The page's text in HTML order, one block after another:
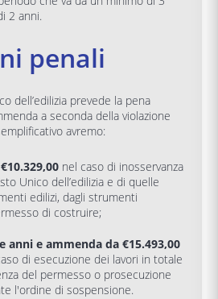
2 anni.
penali
dell’edilizia prevede la pena
a seconda della violazione
avremo:
nel caso di inosservanza
Unico dell’edilizia e di quelle
edilizi, dagli strumenti
di costruire;
anni e ammenda da €15.493,00
di esecuzione dei lavori in totale
del permesso o prosecuzione
l'ordine di sospensione.